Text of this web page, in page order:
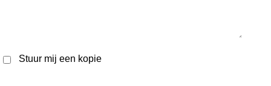
Stuur mij een kopie